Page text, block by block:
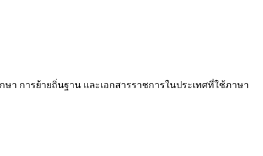
ษา การย้ายถิ่นฐาน และเอกสารราชการในประเทศที่ใช้ภาษา